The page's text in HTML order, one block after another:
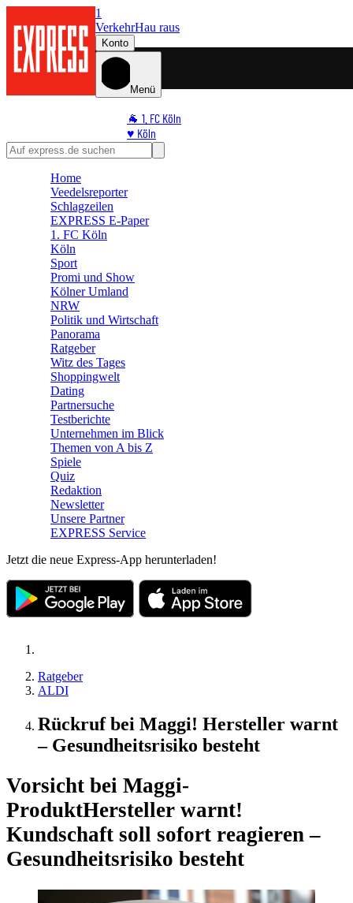
1
VerkehrHau raus
Konto
Menü
🐐 1. FC Köln
♥️ Köln
⭐ Promi
🛒 Shoppingwelt
Home
Veedelsreporter
Schlagzeilen
EXPRESS E-Paper
1. FC Köln
Köln
Sport
Promi und Show
Kölner Umland
NRW
Politik und Wirtschaft
Panorama
Ratgeber
Witz des Tages
Shoppingwelt
Dating
Partnersuche
Testberichte
Unternehmen im Blick
Themen von A bis Z
Spiele
Quiz
Redaktion
Newsletter
Unsere Partner
EXPRESS Service
Jetzt die neue Express-App herunterladen!
Ratgeber
ALDI
Rückruf bei Maggi! Hersteller warnt
– Gesundheitsrisiko besteht
Vorsicht bei Maggi-
ProduktHersteller warnt!
Kundschaft soll sofort reagieren –
Gesundheitsrisiko besteht